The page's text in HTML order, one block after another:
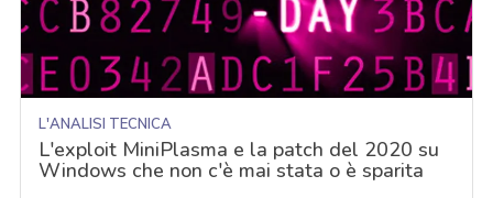
L'ANALISI TECNICA
L'exploit MiniPlasma e la patch del 2020 su
Windows che non c'è mai stata o è sparita